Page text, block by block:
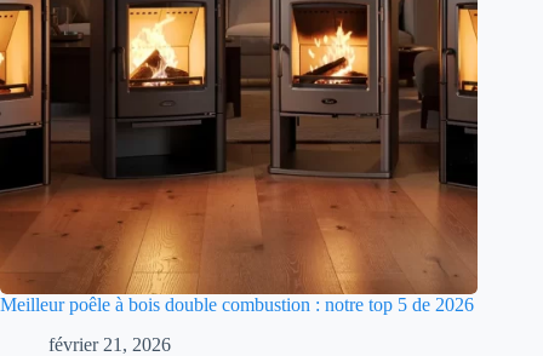
Meilleur poêle à bois double combustion : notre top 5 de 2026
février 21, 2026